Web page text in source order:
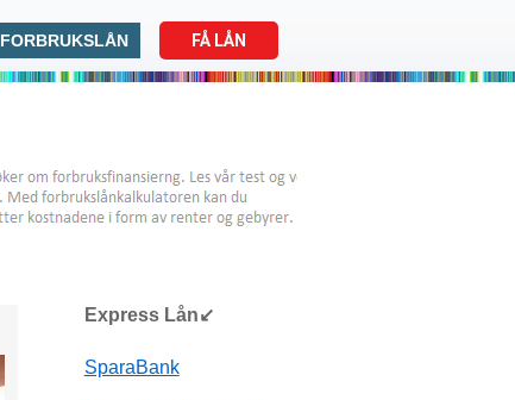
FORBRUKSLÅN FÅ LÅN
Express Lån↙
SparaBank